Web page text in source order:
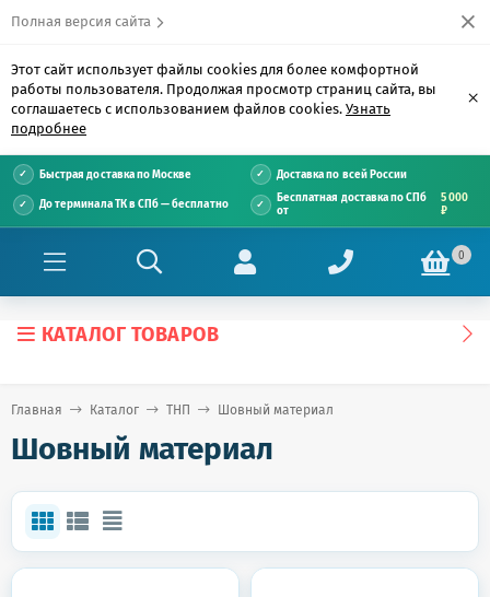
Полная версия сайта
Этот сайт использует файлы cookies для более комфортной
работы пользователя. Продолжая просмотр страниц сайта, вы
соглашаетесь с использованием файлов cookies. Узнать
подробнее
×
Быстрая доставка по Москве Доставка по всей России
До терминала ТК в СПб — бесплатно
Бесплатная доставка по СПб
от
5 000
₽
0
КАТАЛОГ ТОВАРОВ
Главная Каталог ТНП Шовный материал
Шовный материал